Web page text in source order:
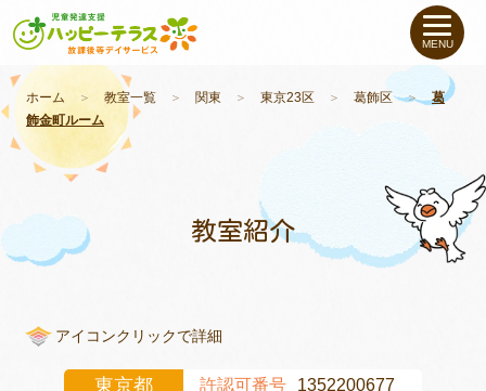
私たちについて
未就学のお子さま （０〜６才）
小学生〜高校生の
MENU
ホーム ＞ 教室一覧 ＞ 関東 ＞ 東京23区 ＞ 葛飾区＞葛
飾金町ルーム
教室紹介
東京都 許認可番号 1352200677
アイコンクリックで詳細